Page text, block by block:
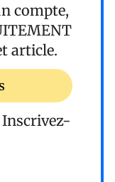
compte,
article.
Inscrivez-